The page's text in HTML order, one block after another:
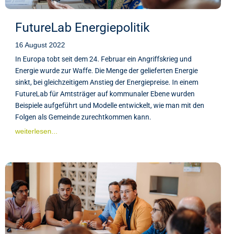
FutureLab Energiepolitik
16 August 2022
In Europa tobt seit dem 24. Februar ein Angriffskrieg und
Energie wurde zur Waffe. Die Menge der gelieferten Energie
sinkt, bei gleichzeitigem Anstieg der Energiepreise. In einem
FutureLab für Amtsträger auf kommunaler Ebene wurden
Beispiele aufgeführt und Modelle entwickelt, wie man mit den
Folgen als Gemeinde zurechtkommen kann.
weiterlesen...